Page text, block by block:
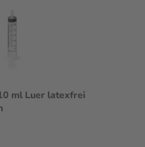
ml Luer latexfrei